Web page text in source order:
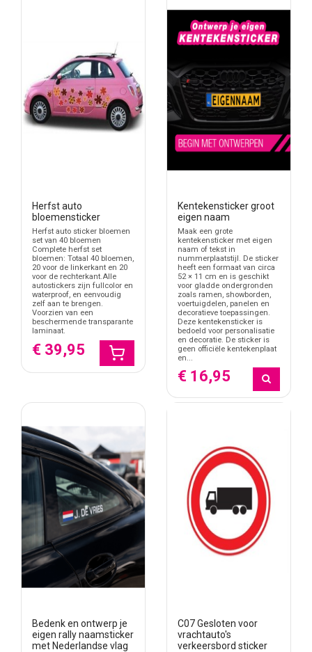
Herfst auto
bloemensticker
Herfst auto sticker bloemen
set van 40 bloemen
Complete herfst set
bloemen: Totaal 40 bloemen,
20 voor de linkerkant en 20
voor de rechterkant.Alle
autostickers zijn fullcolor en
waterproof, en eenvoudig
zelf aan te brengen.
Voorzien van een
beschermende transparante
laminaat.
€ 39,95
Kentekensticker groot
eigen naam
Maak een grote
kentekensticker met eigen
naam of tekst in
nummerplaatstijl. De sticker
heeft een formaat van circa
52 × 11 cm en is geschikt
voor gladde ondergronden
zoals ramen, showborden,
voertuigdelen, panelen en
decoratieve toepassingen.
Deze kentekensticker is
bedoeld voor personalisatie
en decoratie. De sticker is
geen officiële kentekenplaat
en...
€ 16,95
Bedenk en ontwerp je
eigen rally naamsticker
met Nederlandse vlag
C07 Gesloten voor
vrachtauto's
verkeersbord sticker